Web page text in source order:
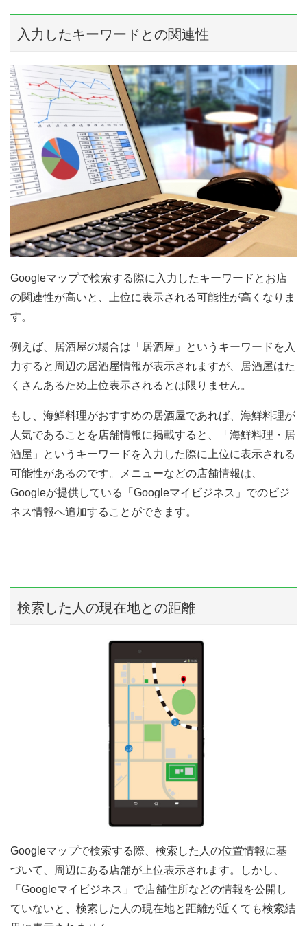
入力したキーワードとの関連性
Googleマップで検索する際に入力したキーワードとお店
の関連性が高いと、上位に表示される可能性が高くなりま
す。
例えば、居酒屋の場合は「居酒屋」というキーワードを入
力すると周辺の居酒屋情報が表示されますが、居酒屋はた
くさんあるため上位表示されるとは限りません。
もし、海鮮料理がおすすめの居酒屋であれば、海鮮料理が
人気であることを店舗情報に掲載すると、「海鮮料理・居
酒屋」というキーワードを入力した際に上位に表示される
可能性があるのです。メニューなどの店舗情報は、
Googleが提供している「Googleマイビジネス」でのビジ
ネス情報へ追加することができます。
検索した人の現在地との距離
Googleマップで検索する際、検索した人の位置情報に基
づいて、周辺にある店舗が上位表示されます。しかし、
「Googleマイビジネス」で店舗住所などの情報を公開し
ていないと、検索した人の現在地と距離が近くても検索結